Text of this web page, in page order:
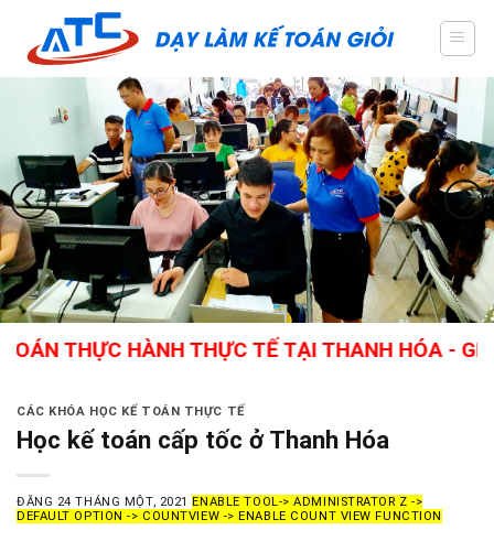
content
THỰC HÀNH THỰC TẾ TẠI THANH HÓA - GIÁO
CÁC KHÓA HỌC KẾ TOÁN THỰC TẾ
Học kế toán cấp tốc ở Thanh Hóa
ĐĂNG 24 THÁNG MỘT, 2021 ENABLE TOOL-> ADMINISTRATOR Z ->
DEFAULT OPTION -> COUNTVIEW -> ENABLE COUNT VIEW FUNCTION